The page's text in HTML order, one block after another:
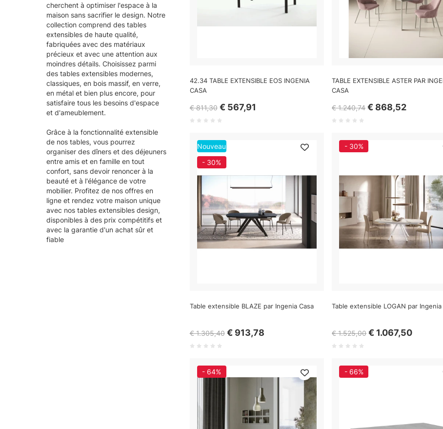
cherchent à optimiser l'espace à la
maison sans sacrifier le design. Notre
collection comprend des tables
extensibles de haute qualité,
fabriquées avec des matériaux
précieux et avec une attention aux
moindres détails. Choisissez parmi
des tables extensibles modernes,
classiques, en bois massif, en verre,
en métal et bien plus encore, pour
satisfaire tous les besoins d'espace
et d'ameublement.
Grâce à la fonctionnalité extensible
de nos tables, vous pourrez
organiser des dîners et des déjeuners
entre amis et en famille en tout
confort, sans devoir renoncer à la
beauté et à l'élégance de votre
mobilier. Profitez de nos offres en
ligne et rendez votre maison unique
avec nos tables extensibles design,
disponibles à des prix compétitifs et
avec la garantie d'un achat sûr et
fiable
42.34 TABLE EXTENSIBLE EOS INGENIA
CASA
€ 811,30 € 567,91
TABLE EXTENSIBLE ASTER PAR
CASA
€ 1.240,74 € 868,52
Nouveau
- 30%
Table extensible BLAZE par Ingenia Casa
€ 1.305,40 € 913,78
- 30%
Table extensible LOGAN par Ingenia
€ 1.525,00 € 1.067,50
- 64% - 66%